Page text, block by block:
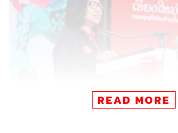
READ MORE